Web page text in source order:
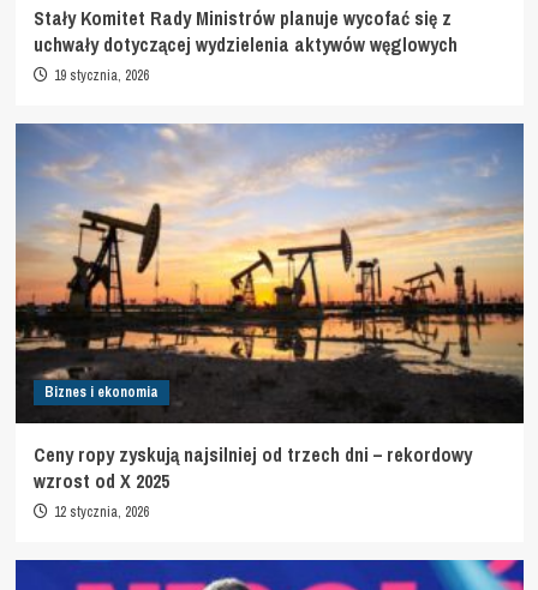
Stały Komitet Rady Ministrów planuje wycofać się z
uchwały dotyczącej wydzielenia aktywów węglowych
19 stycznia, 2026
Biznes i ekonomia
Ceny ropy zyskują najsilniej od trzech dni – rekordowy
wzrost od X 2025
12 stycznia, 2026